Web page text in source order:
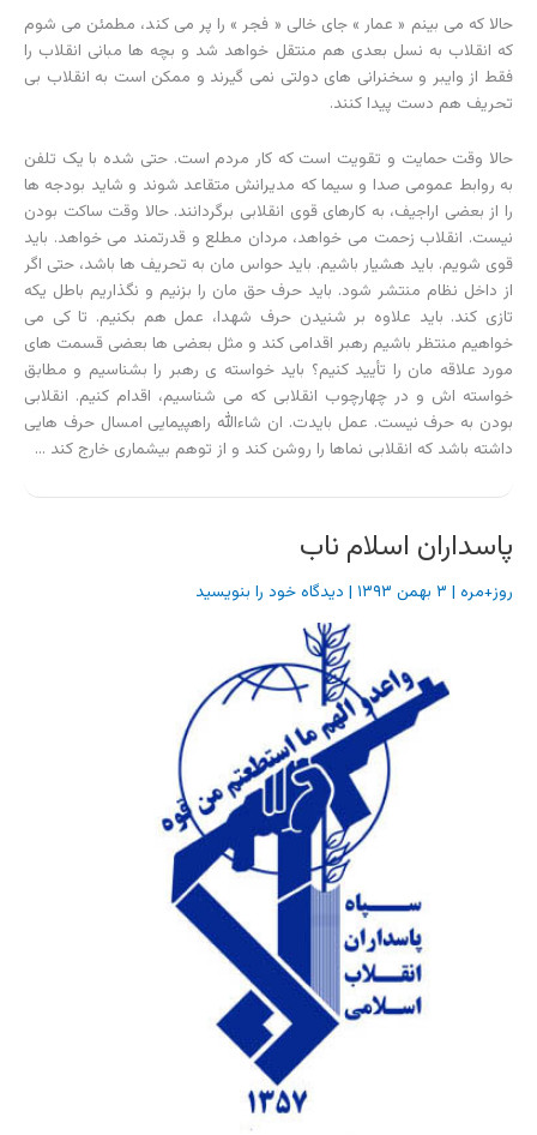
حالا که می بینم « عمار » جای خالی « فجر » را پر می کند، مطمئن می شوم
که انقلاب به نسل بعدی هم منتقل خواهد شد و بچه ها مبانی انقلاب را
فقط از وایبر و سخنرانی های دولتی نمی گیرند و ممکن است به انقلاب بی
تحریف هم دست پیدا کنند.
حالا وقت حمایت و تقویت است که کار مردم است. حتی شده با یک تلفن
به روابط عمومی صدا و سیما که مدیرانش متقاعد شوند و شاید بودجه ها
را از بعضی اراجیف، به کارهای قوی انقلابی برگردانند. حالا وقت ساکت بودن
نیست. انقلاب زحمت می خواهد، مردان مطلع و قدرتمند می خواهد. باید
قوی شویم. باید هشیار باشیم. باید حواس مان به تحریف ها باشد، حتی اگر
از داخل نظام منتشر شود. باید حرف حق مان را بزنیم و نگذاریم باطل یکه
تازی کند. باید علاوه بر شنیدن حرف شهدا، عمل هم بکنیم. تا کی می
خواهیم منتظر باشیم رهبر اقدامی کند و مثل بعضی ها بعضی قسمت های
مورد علاقه مان را تأیید کنیم؟ باید خواسته ی رهبر را بشناسیم و مطابق
خواسته اش و در چهارچوب انقلابی که می شناسیم، اقدام کنیم. انقلابی
بودن به حرف نیست. عمل بایدت. ان شاءالله راهپیمایی امسال حرف هایی
داشته باشد که انقلابی نماها را روشن کند و از توهم بیشماری خارج کند …
پاسداران اسلام ناب
روز+مره | ۳ بهمن ۱۳۹۳ | دیدگاه‌ خود را بنویسید